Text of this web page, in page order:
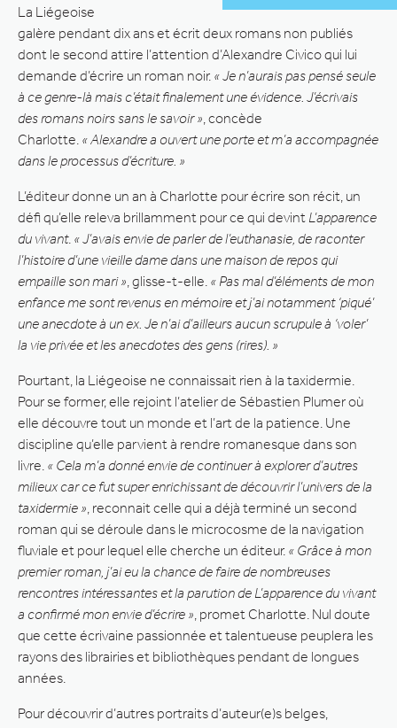
La Liégeoise
galère pendant dix ans et écrit deux romans non publiés
dont le second attire l’attention d’Alexandre Civico qui lui
demande d’écrire un roman noir. « Je n’aurais pas pensé seule
à ce genre-là mais c’était finalement une évidence. J’écrivais
des romans noirs sans le savoir » , concède
Charlotte. « Alexandre a ouvert une porte et m’a accompagnée
dans le processus d’écriture. »
L’éditeur donne un an à Charlotte pour écrire son récit, un
défi qu’elle releva brillamment pour ce qui devint L’apparence
du vivant. « J’avais envie de parler de l’euthanasie, de raconter
l’histoire d’une vieille dame dans une maison de repos qui
empaille son mari » , glisse-t-elle. « Pas mal d’éléments de mon
enfance me sont revenus en mémoire et j’ai notamment ‘piqué’
une anecdote à un ex. Je n’ai d’ailleurs aucun scrupule à ‘voler’
la vie privée et les anecdotes des gens (rires). »
Pourtant, la Liégeoise ne connaissait rien à la taxidermie.
Pour se former, elle rejoint l’atelier de Sébastien Plumer où
elle découvre tout un monde et l’art de la patience. Une
discipline qu’elle parvient à rendre romanesque dans son
livre. « Cela m’a donné envie de continuer à explorer d’autres
milieux car ce fut super enrichissant de découvrir l’univers de la
taxidermie » , reconnait celle qui a déjà terminé un second
roman qui se déroule dans le microcosme de la navigation
fluviale et pour lequel elle cherche un éditeur. « Grâce à mon
premier roman, j’ai eu la chance de faire de nombreuses
rencontres intéressantes et la parution de L’apparence du vivant
a confirmé mon envie d’écrire » , promet Charlotte. Nul doute
que cette écrivaine passionnée et talentueuse peuplera les
rayons des librairies et bibliothèques pendant de longues
années.
Pour découvrir d’autres portraits d’auteur(e)s belges,